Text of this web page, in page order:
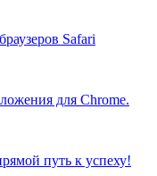
Safari
для Chrome.
путь к успеху!